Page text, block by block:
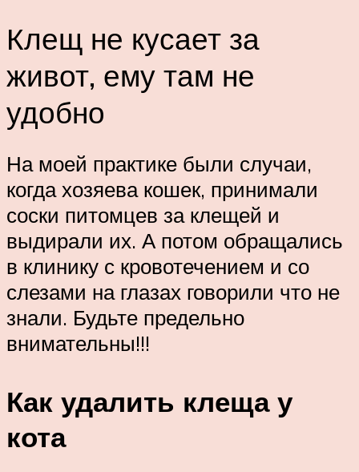
Клещ не кусает за
живот, ему там не
удобно
На моей практике были случаи,
когда хозяева кошек, принимали
соски питомцев за клещей и
выдирали их. А потом обращались
в клинику с кровотечением и со
слезами на глазах говорили что не
знали. Будьте предельно
внимательны!!!
Как удалить клеща у
кота